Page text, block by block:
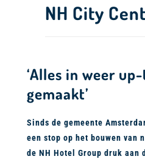
NH City
‘Alles in weer
gemaakt’
Sinds de gemeente
een stop op het bouwen van
de NH Hotel Group druk aan